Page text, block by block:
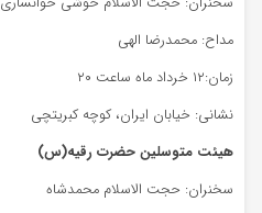
مداح: محمدرضا الهی
زمان:۱۲ خرداد ماه ساعت ۲۰
نشانی: خیابان ایران، کوچه کبریتچی
هیئت متوسلین حضرت رقیه(س)
سخنران: حجت الاسلام محمدشاه